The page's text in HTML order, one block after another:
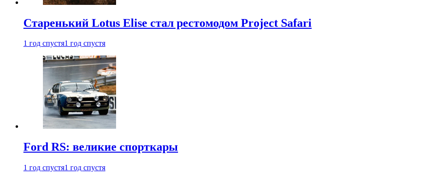
Старенький Lotus Elise стал рестомодом Project Safari
1 год спустя1 год спустя
Ford RS: великие спорткары
1 год спустя1 год спустя